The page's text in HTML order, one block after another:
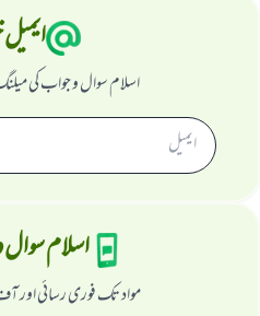
اسلام سوال و جواب کی
اسلام
مواد تک فوری رسائی اور